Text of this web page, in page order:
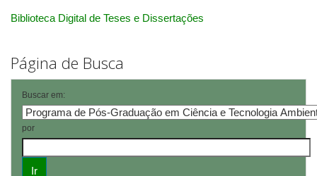
Biblioteca Digital de Teses e Dissertações
Página de Busca
Buscar em:
por